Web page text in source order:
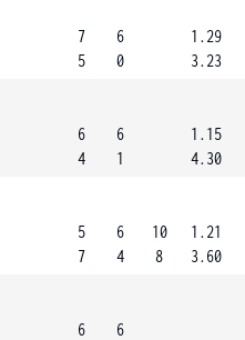
7
5
6
0
1.29
3.23
6
4
6
1
1.15
4.30
5
7
6
4
10
8
1.21
3.60
6
6